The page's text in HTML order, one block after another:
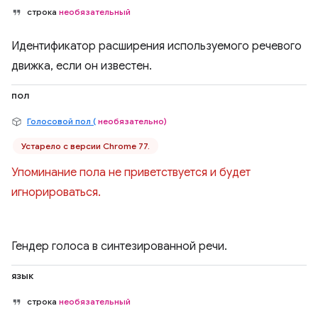
строка необязательный
Идентификатор расширения используемого речевого
движка, если он известен.
пол
Голосовой пол ( необязательно)
Устарело с версии Chrome 77.
Упоминание пола не приветствуется и будет
игнорироваться.
Гендер голоса в синтезированной речи.
язык
строка необязательный